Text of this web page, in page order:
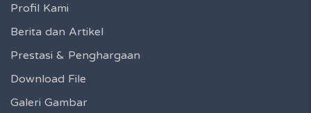
Profil Kami
Berita dan Artikel
Prestasi & Penghargaan
Download File
Galeri Gambar